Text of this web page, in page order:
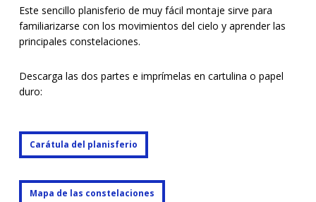
Este sencillo planisferio de muy fácil montaje sirve para
familiarizarse con los movimientos del cielo y aprender las
principales constelaciones.
Descarga las dos partes e imprímelas en cartulina o papel
duro:
Carátula del planisferio
Carátula del planisferio
Mapa de las constelaciones
Mapa de las constelaciones